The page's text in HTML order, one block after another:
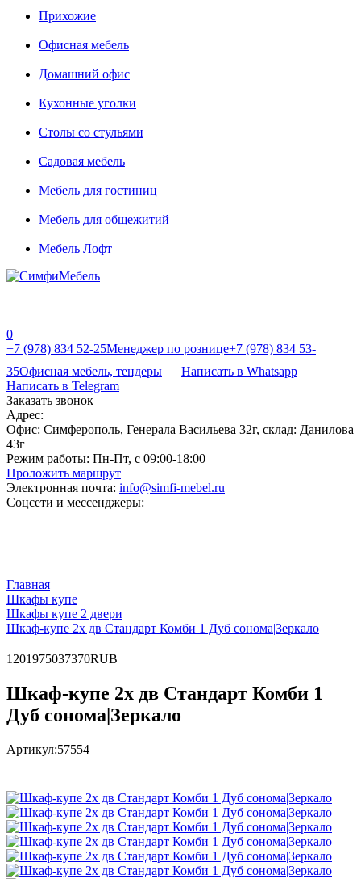
Прихожие
Офисная мебель
Домашний офис
Кухонные уголки
Столы со стульями
Садовая мебель
Мебель для гостиниц
Мебель для общежитий
Мебель Лофт
0
+7 (978) 834 52-25Менеджер по рознице+7 (978) 834 53-
35Офисная мебель, тендеры
Написать в Whatsapp
Написать в Telegram
Заказать звонок
Адрес:
Офис: Симферополь, Генерала Васильева 32г, склад: Данилова
43г
Режим работы: Пн-Пт, с 09:00-18:00
Проложить маршрут
Электронная почта: info@simfi-mebel.ru
Соцсети и мессенджеры:
Главная
Шкафы купе
Шкафы купе 2 двери
Шкаф-купе 2х дв Стандарт Комби 1 Дуб сонома|Зеркало
1201975037370RUB
Шкаф-купе 2х дв Стандарт Комби 1
Дуб сонома|Зеркало
Артикул:57554